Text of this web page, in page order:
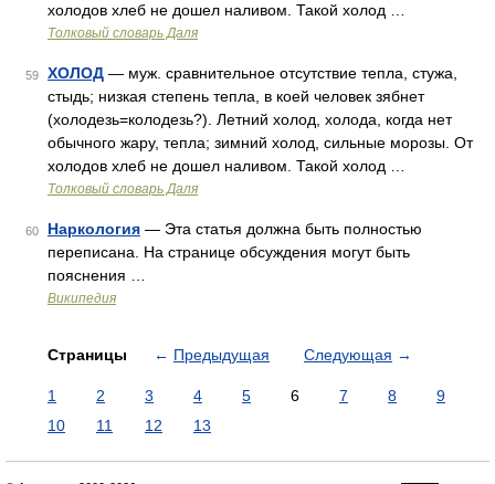
холодов хлеб не дошел наливом. Такой холод …
Толковый словарь Даля
59 ХОЛОД — муж. сравнительное отсутствие тепла, стужа,
стыдь; низкая степень тепла, в коей человек зябнет
(холодезь=колодезь?). Летний холод, холода, когда нет
обычного жару, тепла; зимний холод, сильные морозы. От
холодов хлеб не дошел наливом. Такой холод …
Толковый словарь Даля
60 Наркология — Эта статья должна быть полностью
переписана. На странице обсуждения могут быть
пояснения …
Википедия
Страницы ← Предыдущая Следующая →
1 2 3 4 5 6 7 8
9
10
11 12 13